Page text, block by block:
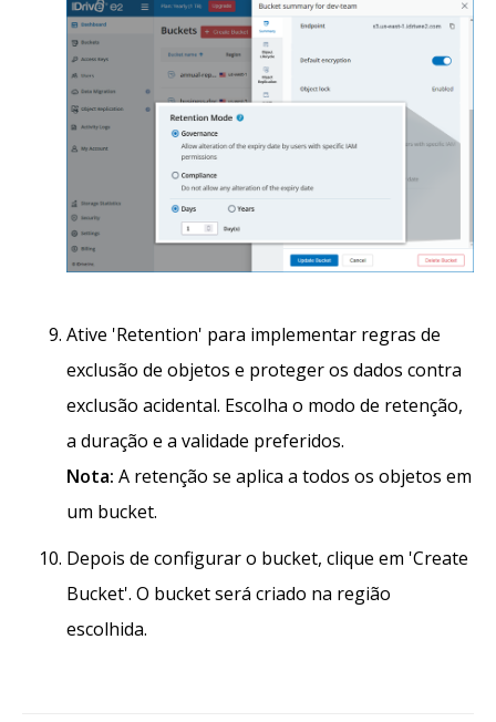
Ative 'Retention' para implementar regras de
exclusão de objetos e proteger os dados contra
exclusão acidental. Escolha o modo de retenção,
a duração e a validade preferidos.
Nota: A retenção se aplica a todos os objetos em
um bucket.
Depois de configurar o bucket, clique em 'Create
Bucket'. O bucket será criado na região
escolhida.